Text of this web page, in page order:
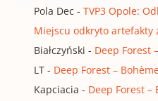
Pola Dec - TVP3 Opole:
Miejscu odkryto artefakty
Białczyński - Deep Forest
LT- Deep Forest –
Kapciacia - Deep Forest –